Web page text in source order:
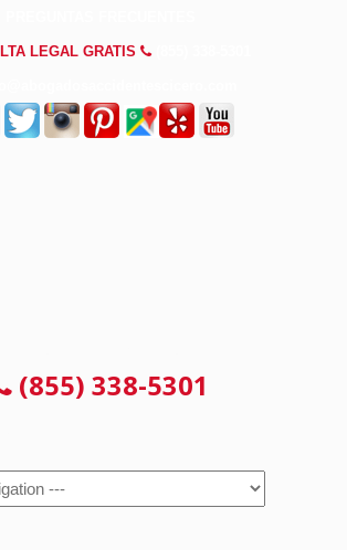
LEGAL GRATIS
(855) 338-5301